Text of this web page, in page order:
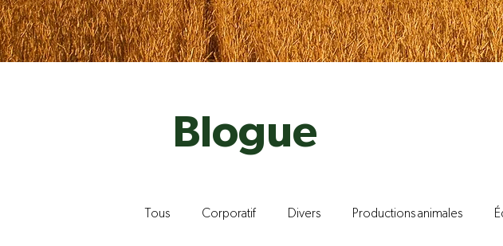
Blogue
Tous Corporatif Divers Productions animales